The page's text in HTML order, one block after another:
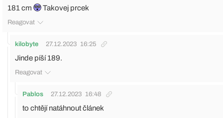
181 cm Takovej prcek
Reagovat
kilobyte 27.12.2023 16:25
Jinde píší 189.
Reagovat
Pablos 27.12.2023 16:48
to chtějí natáhnout článek